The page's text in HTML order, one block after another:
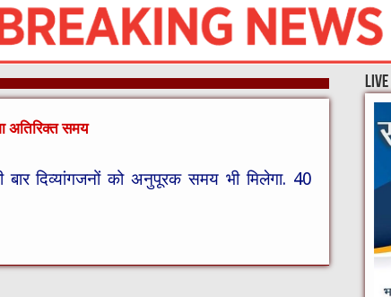
अतिरिक्त समय
बार दिव्यांगजनों को अनुपूरक समय भी मिलेगा. 40